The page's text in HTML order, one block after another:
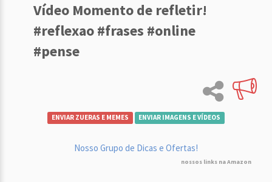
Vídeo Momento de refletir!
#reflexao #frases #online
#pense
ENVIAR ZUERAS E MEMES ENVIAR IMAGENS E VÍDEOS
Nosso Grupo de Dicas e Ofertas!
nossos links na Amazon